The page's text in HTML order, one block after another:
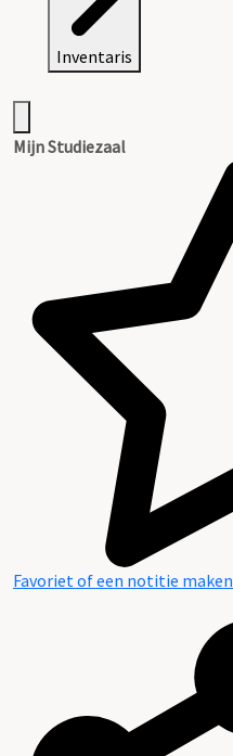
Inventaris
Mijn Studiezaal
Favoriet of een notitie maken